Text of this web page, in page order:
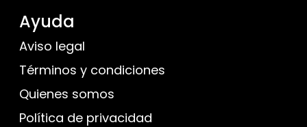
Ayuda
Aviso legal
Términos y condiciones
Quienes somos
Política de privacidad